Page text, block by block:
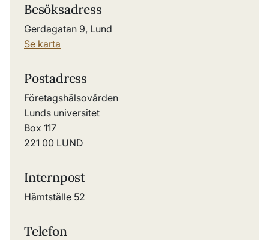
Besöksadress
Gerdagatan 9, Lund
Se karta
Postadress
Företagshälsovården
Lunds universitet
Box 117
221 00 LUND
Internpost
Hämtställe 52
Telefon